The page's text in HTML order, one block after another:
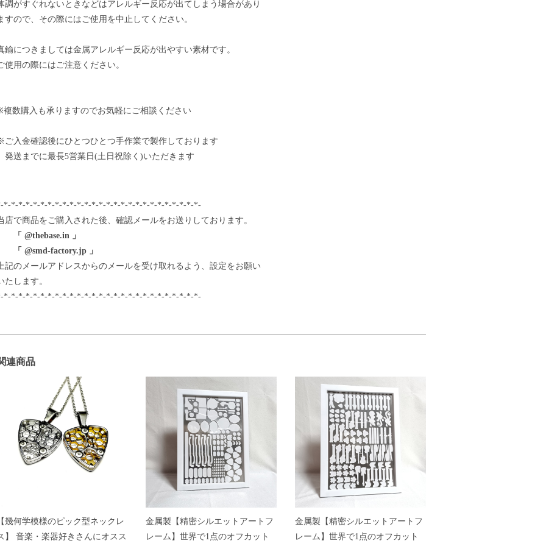
調がすぐれないときなどはアレルギー反応が出てしまう場合があり
すので、その際にはご使用を中止してください。
鍮につきましては金属アレルギー反応が出やすい素材です。
使用の際にはご注意ください。
数購入も承りますのでお気軽にご相談ください
入金確認後にひとつひとつ手作業で製作しております
送までに最長5営業日(土日祝除く)いただきます
*-*-*-*-*-*-*-*-*-*-*-*-*-*-*-*-*-*-*-*-*-*-*-*-*-*-*-
店で商品をご購入された後、確認メールをお送りしております。
@thebase.in 」
@smd-factory.jp 」
記のメールアドレスからのメールを受け取れるよう、設定をお願い
たします。
*-*-*-*-*-*-*-*-*-*-*-*-*-*-*-*-*-*-*-*-*-*-*-*-*-*-*-
連商品
幾何学模様のピック型ネックレ
】 音楽・楽器好きさんにオスス
金属製【精密シルエットアートフ
レーム】世界で1点のオフカット
金属製【精密シルエットアートフ
レーム】世界で1点のオフカット